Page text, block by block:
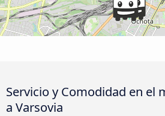
Servicio y Comodidad en el
a Varsovia